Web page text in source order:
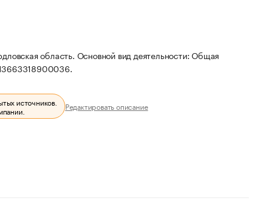
область. Основной вид деятельности: Общая
источников.
Редактировать описание